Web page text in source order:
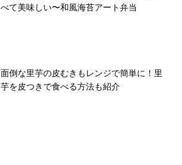
べて美味しい〜和風海苔アート弁当
面倒な里芋の皮むきもレンジで簡単に！里
芋を皮つきで食べる方法も紹介